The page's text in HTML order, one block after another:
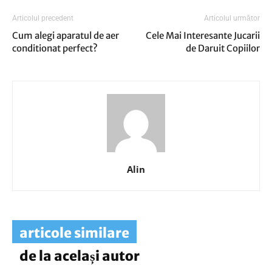
Articolul precedent
Cum alegi aparatul de aer
conditionat perfect?
Articolul următor
Cele Mai Interesante Jucarii
de Daruit Copiilor
Alin
articole similare
de la același autor